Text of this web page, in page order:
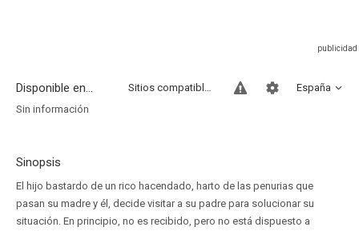
Disponible en... España
Sitios compatibles
Sin información
Sinopsis
El hijo bastardo de un rico hacendado, harto de las penurias que
pasan su madre y él, decide visitar a su padre para solucionar su
situación. En principio, no es recibido, pero no está dispuesto a